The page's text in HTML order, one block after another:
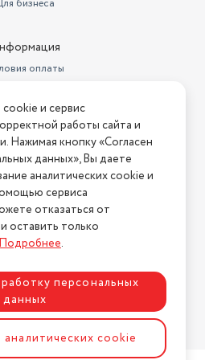
бизнеса
оплаты
возврата
сайте? Напишите нам
"АстМаркет". У нас есть всё!
сайтаASTDESIGN
и сервис
работы сайта и
Нажимая кнопку «Согласен
данных», Вы даете
аналитических cookie и
сервиса
отказаться от
оставить только
.
персональных
данных
cookie